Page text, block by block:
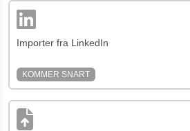
Importer fra LinkedIn
KOMMER SNART